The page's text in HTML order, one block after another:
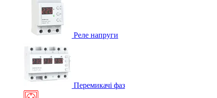
Реле напруги
Перемикачі фаз